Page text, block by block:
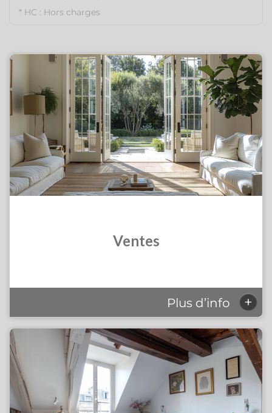
* HC : Hors charges
Ventes
Plus d’info +